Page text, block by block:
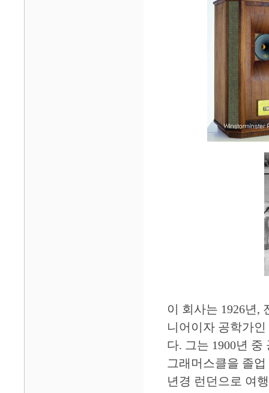
이 회사는 1926년,
니어이자 공학가
다. 그는 1900년
그래머스클을 졸
년경 런던으로 여